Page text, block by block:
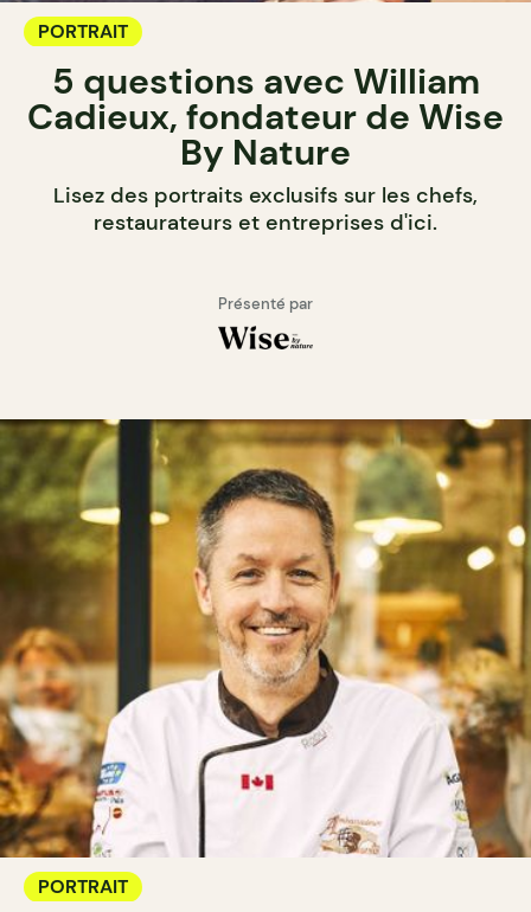
PORTRAIT
5 questions avec William
Cadieux, fondateur de Wise
By Nature
Lisez des portraits exclusifs sur les chefs,
restaurateurs et entreprises d'ici.
Présenté par
PORTRAIT